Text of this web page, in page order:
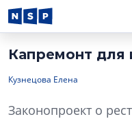
Капремонт для
Кузнецова Елена
Законопроект о